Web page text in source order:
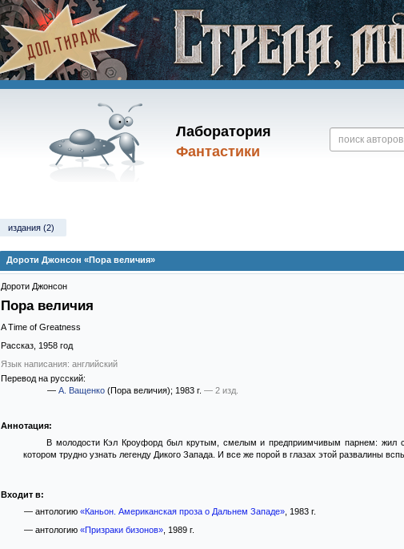
Лаборатория
Фантастики
издания (2)
Дороти Джонсон «Пора величия»
Дороти Джонсон
Пора величия
A Time of Greatness
Рассказ, 1958 год
Язык написания: английский
Перевод на русский:
— А. Ващенко (Пора величия); 1983 г. — 2 изд.
Аннотация:
В молодости Кэл Кроуфорд был крутым, смелым и предприимчивым парнем: жил
котором трудно узнать легенду Дикого Запада. И все же порой в глазах этой развалины
Входит в:
— антологию «Каньон. Американская проза о Дальнем Западе», 1983 г.
— антологию «Призраки бизонов», 1989 г.